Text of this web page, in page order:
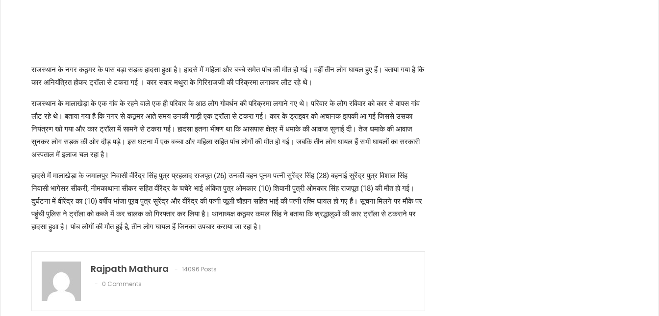
राजस्थान के नगर कठूमर के पास बड़ा सड़क हादसा हुआ है। हादसे में महिला और बच्चे समेत पांच की मौत हो गई। वहीं तीन लोग घायल हुए हैं। बताया गया है कि
कार अनियंत्रित होकर ट्रॉला से टकरा गई । कार सवार मथुरा के गिरिराजजी की परिक्रमा लगाकर लौट रहे थे।
राजस्थान के मालाखेड़ा के एक गांव के रहने वाले एक ही परिवार के आठ लोग गोवर्धन की परिक्रमा लगाने गए थे। परिवार के लोग रविवार को कार से वापस गांव
लौट रहे थे। बताया गया है कि नगर से कठूमर आते समय उनकी गाड़ी एक ट्रॉला से टकरा गई। कार के ड्राइवर को अचानक झपकी आ गई जिससे उसका
नियंत्रण खो गया और कार ट्रॉला में सामने से टकरा गई। हादसा इतना भीषण था कि आसपास क्षेत्र में धमाके की आवाज सुनाई दी। तेज धमाके की आवाज
सुनकर लोग सड़क की ओर दौड़ पड़े। इस घटना में एक बच्चा और महिला सहित पांच लोगों की मौत हो गई। जबकि तीन लोग घायल हैं सभी घायलों का सरकारी
अस्पताल में इलाज चल रहा है।
हादसे में मालाखेड़ा के जमालपुर निवासी वीरेंद्र सिंह पुत्र प्रहलाद राजपूत (26) उनकी बहन पूनम पत्नी सुरेंद्र सिंह (28) बहनाई सुरेंद्र पुत्र विशाल सिंह
निवासी भागेसर सीकरी, नीमकाथाना सीकर सहित वीरेंद्र के चचेरे भाई अंकित पुत्र ओमकार (10) शिवानी पुत्री ओमकार सिंह राजपूत (18) की मौत हो गई।
दुर्घटना में वीरेंद्र का (10) वर्षीय भांजा पूरव पुत्र सुरेंद्र और वीरेंद्र की पत्नी जूली चौहान सहित भाई की पत्नी रश्मि घायल हो गए हैं। सूचना मिलने पर मौके पर
पहुंची पुलिस ने ट्रॉला को कब्जे में कर चालक को गिरफ्तार कर लिया है। थानाध्यक्ष कठूमर कमल सिंह ने बताया कि श्रद्धालुओं की कार ट्रॉला से टकराने पर
हादसा हुआ है। पांच लोगों की मौत हुई है, तीन लोग घायल हैं जिनका उपचार कराया जा रहा है।
Rajpath Mathura
14096 Posts
0 Comments